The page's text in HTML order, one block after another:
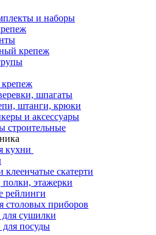
и наборы
крепеж
крепеж
шпагаты
штанги, крюки
и аксессуары
строительные
кухни
клеенчатые скатерти
этажерки
рейлинги
столовых приборов
сушилки
посуды